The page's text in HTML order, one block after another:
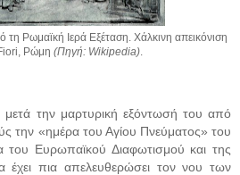
Ρωμαϊκή Ιερά Εξέταση. Χάλκινη απεικόνιση
Ρώμη (Πηγή: Wikipedia)
μετά την μαρτυρική εξόντωσή του από
την «ημέρα του Αγίου Πνεύματος» του
Ευρωπαϊκού Διαφωτισμού και της
έχει πια απελευθερώσει τον νου των